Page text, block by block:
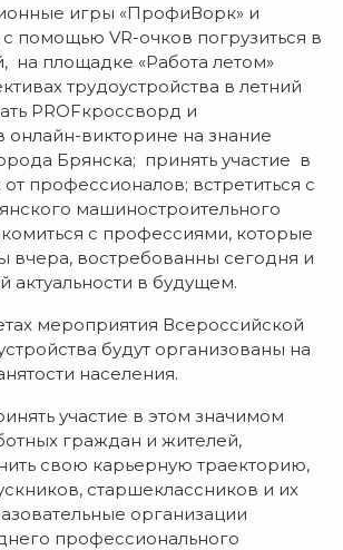
игры «ПрофиВорк» и
с помощью VR-очков погрузиться в
на площадке «Работа летом»
трудоустройства в летний
PROFкроссворд и
онлайн-викторине на знание
Брянска; принять участие в
профессионалов; встретиться с
машиностроительного
с профессиями, которые
вчера, востребованны сегодня и
актуальности в будущем.
мероприятия Всероссийской
будут организованы на
населения.
участие в этом значимом
граждан и жителей,
свою карьерную траекторию,
старшеклассников и их
организации
профессионального